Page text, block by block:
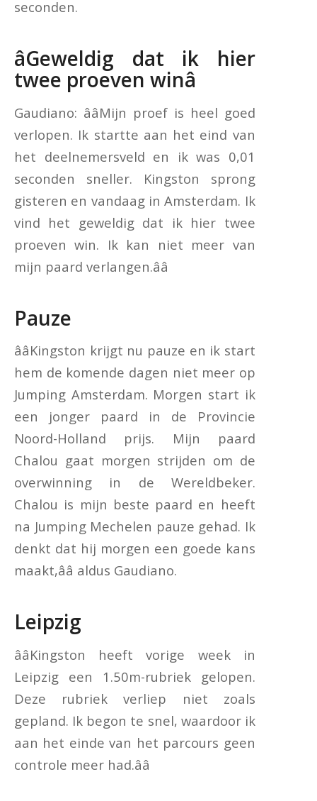
seconden.
âGeweldig dat ik hier
twee proeven winâ
Gaudiano: ââMijn proef is heel goed
verlopen. Ik startte aan het eind van
het deelnemersveld en ik was 0,01
seconden sneller. Kingston sprong
gisteren en vandaag in Amsterdam. Ik
vind het geweldig dat ik hier twee
proeven win. Ik kan niet meer van
mijn paard verlangen.ââ
Pauze
ââKingston krijgt nu pauze en ik start
hem de komende dagen niet meer op
Jumping Amsterdam. Morgen start ik
een jonger paard in de Provincie
Noord-Holland prijs. Mijn paard
Chalou gaat morgen strijden om de
overwinning in de Wereldbeker.
Chalou is mijn beste paard en heeft
na Jumping Mechelen pauze gehad. Ik
denkt dat hij morgen een goede kans
maakt,ââ aldus Gaudiano.
Leipzig
ââKingston heeft vorige week in
Leipzig een 1.50m-rubriek gelopen.
Deze rubriek verliep niet zoals
gepland. Ik begon te snel, waardoor ik
aan het einde van het parcours geen
controle meer had.ââ